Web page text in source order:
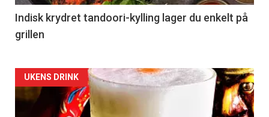
Indisk krydret tandoori-kylling lager du enkelt på
grillen
Forsiden
akkurat
UKENS DRINK